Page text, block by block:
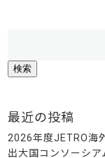
最近の投稿
2026年度JETRO海
出大国コンソーシ